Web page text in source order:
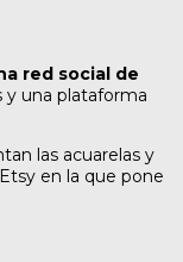
red social de
y una plataforma
las acuarelas y
en la que pone